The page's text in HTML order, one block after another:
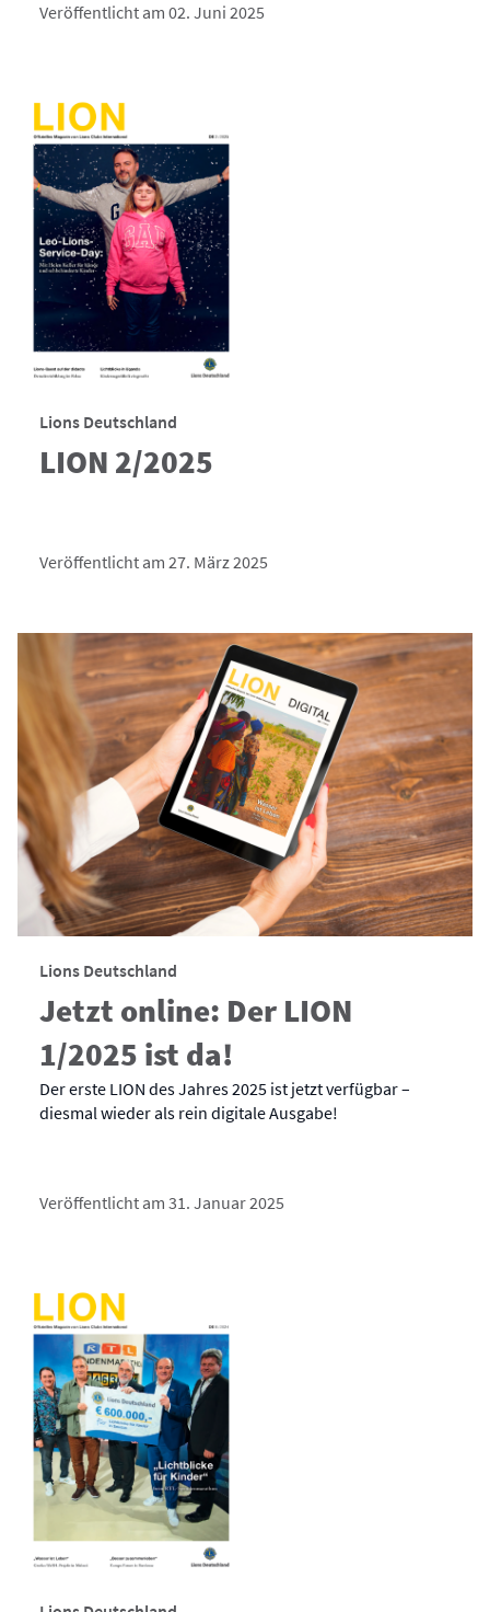
Veröffentlicht am 02. Juni 2025
Lions Deutschland
LION 2/2025
Veröffentlicht am 27. März 2025
Lions Deutschland
Jetzt online: Der LION
1/2025 ist da!
Der erste LION des Jahres 2025 ist jetzt verfügbar –
diesmal wieder als rein digitale Ausgabe!
Veröffentlicht am 31. Januar 2025